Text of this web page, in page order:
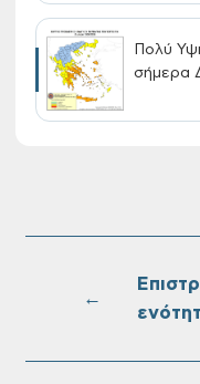
Πολύ
σήμερα
στις 10-
←